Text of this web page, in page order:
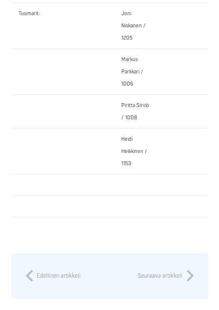
Tuomarit:
Joni
Niskanen /
1205
Markus
Parkkari /
1006
Piritta Sirviö
/ 1008
Heidi
Heikkinen /
1153
Edellinen artikkeli Seuraava artikkeli